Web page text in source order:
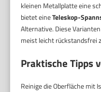
kleinen Metallplatte eine
bietet eineTeleskop-
Alternative. Diese
meist leicht rückstandsfrei
Praktische Tipps
Reinige die Oberfläche mit